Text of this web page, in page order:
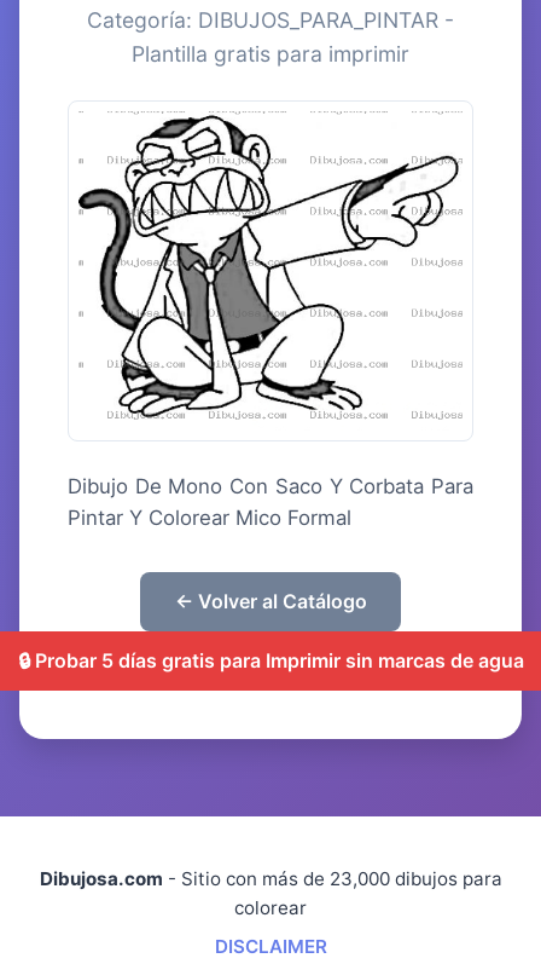
Categoría: DIBUJOS_PARA_PINTAR -
Plantilla gratis para imprimir
Dibujo De Mono Con Saco Y Corbata Para
Pintar Y Colorear Mico Formal
← Volver al Catálogo
🔒 Probar 5 días gratis para Imprimir sin marcas de agua
Dibujosa.com - Sitio con más de 23,000 dibujos para
colorear
DISCLAIMER